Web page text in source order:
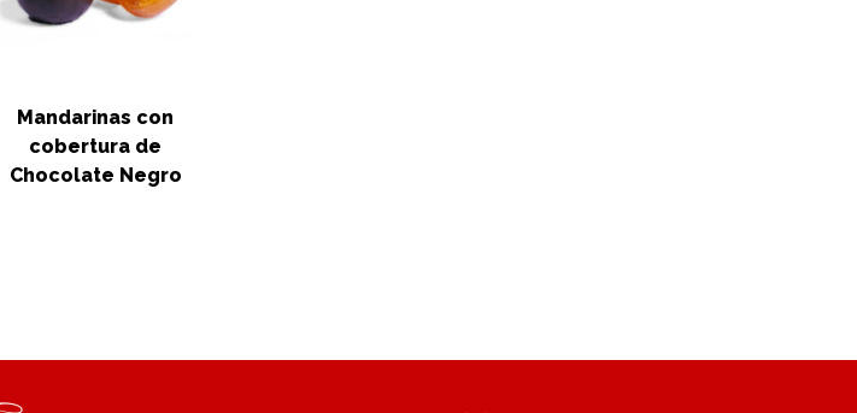
Mandarinas con
cobertura de
Chocolate Negro